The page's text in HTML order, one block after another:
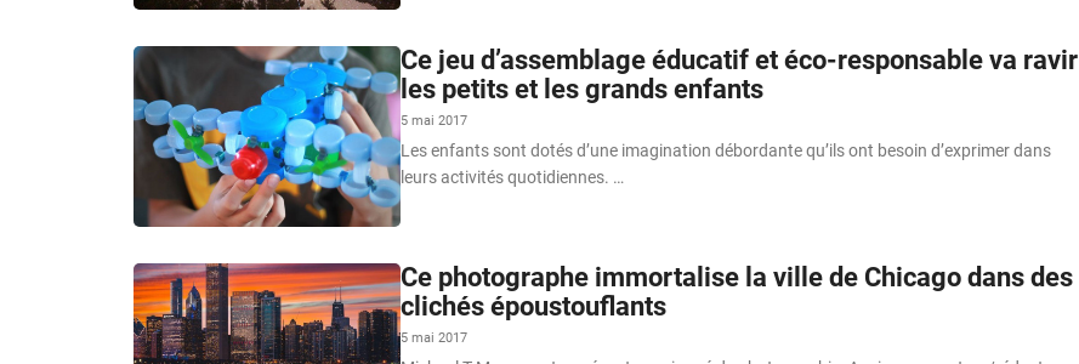
Ce jeu d’assemblage éducatif et éco-responsable va ravir
les petits et les grands enfants
5 mai 2017
Les enfants sont dotés d’une imagination débordante qu’ils ont besoin d’exprimer dans
leurs activités quotidiennes. …
Ce photographe immortalise la ville de Chicago dans des
clichés époustouflants
5 mai 2017